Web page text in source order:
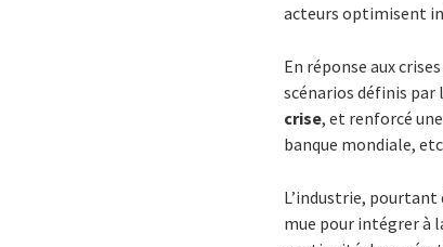
acteurs optimisent
En réponse aux
scénarios définis par
crise, et renforcé
banque mondiale,
L’industrie, pourtant
mue pour intégrer à